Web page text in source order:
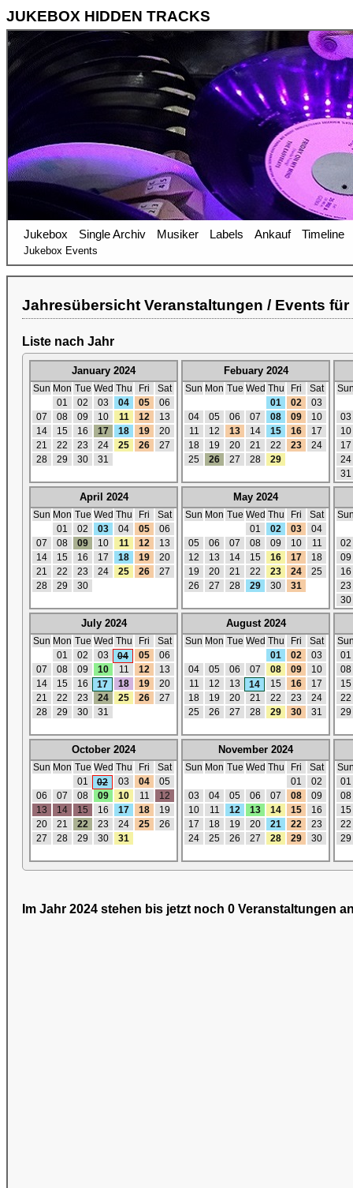
JUKEBOX HIDDEN TRACKS
Jukebox Single Archiv Musiker Labels Ankauf Timeline
Jukebox Events
Jahresübersicht Veranstaltungen / Events für
Liste nach Jahr
January 2024
Sun Mon Tue Wed Thu Fri
Sat
01
02 03 04 05
06
07
08 09 10 11 12
13
14
15 16 17 18 19
20
21
22 23 24 25 26
27
28
29 30 31
Febuary 2024
Sun Mon Tue Wed Thu Fri
Sat
01
02
03
04
05 06 07 08 09
10
11
12 13 14 15 16
17
18
19 20 21 22 23
24
25
26 27 28 29
03
10
17
24
31
April 2024
Sun Mon Tue Wed Thu Fri
Sat
01
02 03 04 05
06
07
08 09 10 11 12
13
14
15 16 17 18 19
20
21
22 23 24 25 26
27
28
29 30
May 2024
Sun Mon Tue Wed Thu Fri
Sat
01
02 03
04
05
06 07 08 09 10
11
12
13 14 15 16 17
18
19
20 21 22 23 24
25
26
27 28 29 30 31
02
09
16
23
30
July 2024
Sun Mon Tue Wed Thu Fri
Sat
01
02 03 04 05
06
07
08 09 10 11 12
13
14
15 16 17 18 19
20
21
22 23 24 25 26
27
28
29 30 31
August 2024
Sun Mon Tue Wed Thu Fri
Sat
01
02
03
04
05 06 07 08 09
10
11
12 13 14 15 16
17
18
19 20 21 22 23
24
25
26 27 28 29 30 31
01
08
15
22
29
October 2024
Sun Mon Tue Wed Thu Fri
Sat
01
02 03 04
05
06
07 08 09 10 11
12
13
14 15 16 17 18
19
20
21 22 23 24 25
26
27
28 29 30 31
November 2024
Sun Mon Tue Wed Thu Fri
Sat
01
02
03
04 05 06 07 08
09
10
11 12 13 14 15
16
17
18 19 20 21 22
23
24
25 26 27 28 29 30
01
08
15
22
29
Im Jahr 2024 stehen bis jetzt noch 0 Veranstaltungen